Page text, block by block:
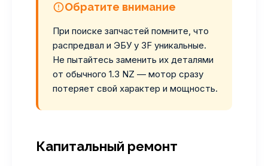
Обратите внимание
При поиске запчастей помните, что
распредвал и ЭБУ у 3F уникальные.
Не пытайтесь заменить их деталями
от обычного 1.3 NZ — мотор сразу
потеряет свой характер и мощность.
Капитальный ремонт